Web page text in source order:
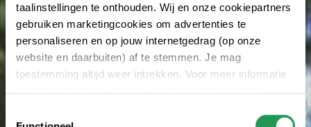
taalinstellingen te onthouden. Wij en onze cookiepartners
gebruiken marketingcookies om advertenties te
personaliseren en op jouw internetgedrag (op onze
website en daarbuiten) af te stemmen. Je mag
toestemming altijd weer intrekken. Voor meer informatie